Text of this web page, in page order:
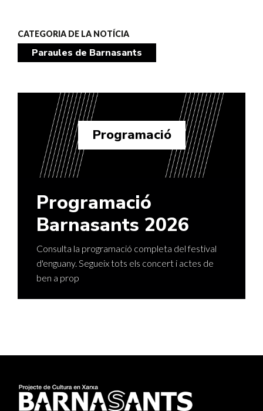
CATEGORIA DE LA NOTÍCIA
Paraules de Barnasants
Programació
Programació
Barnasants 2026
Consulta la programació completa del festival
d'enguany. Segueix tots els concert i actes de
ben a prop